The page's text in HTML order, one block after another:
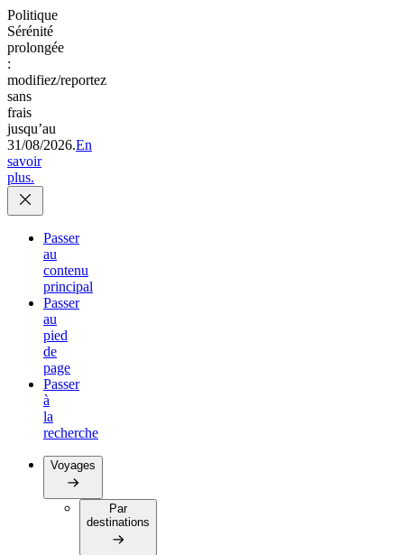
Politique
Sérénité
prolongée
:
modifiez/reportez
sans
frais
jusqu’au
31/08/2026.En
savoir
plus.
Passer
au
contenu
principal
Passer
au
pied
de
page
Passer
à
la
recherche
Voyages
Par
destinations